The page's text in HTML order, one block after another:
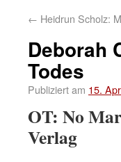
← Heidrun Scholz:
Deborah
Todes
Publiziert am 15.
OT: No
Verlag